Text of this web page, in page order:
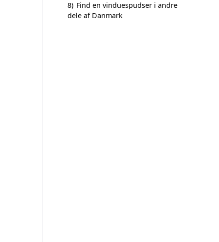
8) Find en vinduespudser i andre
dele af Danmark